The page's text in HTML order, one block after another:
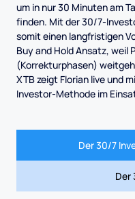
um in nur 30 Minuten am
finden. Mit der 30/7-
somit einen langfristigen
Buy and Hold Ansatz, weil
(Korrekturphasen)
XTB zeigt Florian live und
Investor-Methode im
Der 30/7
Der